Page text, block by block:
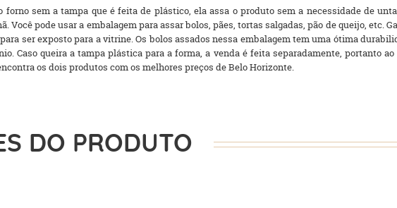
sem a tampa que é feita de plástico, ela assa o produto sem a necessidade de
Você pode usar a embalagem para assar bolos, pães, tortas salgadas, pão de queijo, etc.
ser exposto para a vitrine. Os bolos assados nessa embalagem tem uma ótima
Caso queira a tampa plástica para a forma, a venda é feita separadamente, portanto
os dois produtos com os melhores preços de Belo Horizonte.
DO PRODUTO